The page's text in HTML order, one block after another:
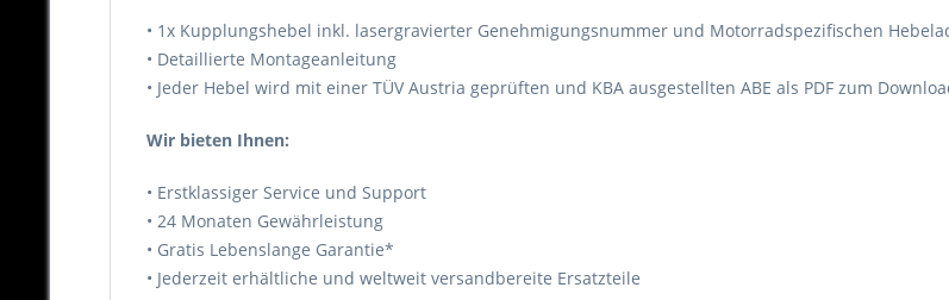
• 1x Kupplungshebel inkl. lasergravierter Genehmigungsnummer und Motorradspezifischen
• Detaillierte Montageanleitung
• Jeder Hebel wird mit einer TÜV Austria geprüften und KBA ausgestellten ABE als PDF zum
Wir bieten Ihnen:
• Erstklassiger Service und Support
• 24 Monaten Gewährleistung
• Gratis Lebenslange Garantie*
• Jederzeit erhältliche und weltweit versandbereite Ersatzteile